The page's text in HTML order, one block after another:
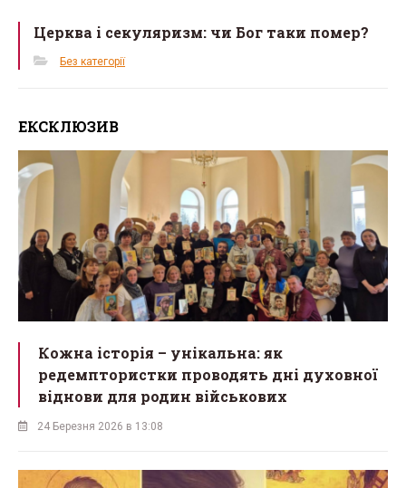
Церква і секуляризм: чи Бог таки помер?
Без категорії
ЕКСКЛЮЗИВ
Кожна історія – унікальна: як
редемптористки проводять дні духовної
віднови для родин військових
24 Березня 2026 в 13:08